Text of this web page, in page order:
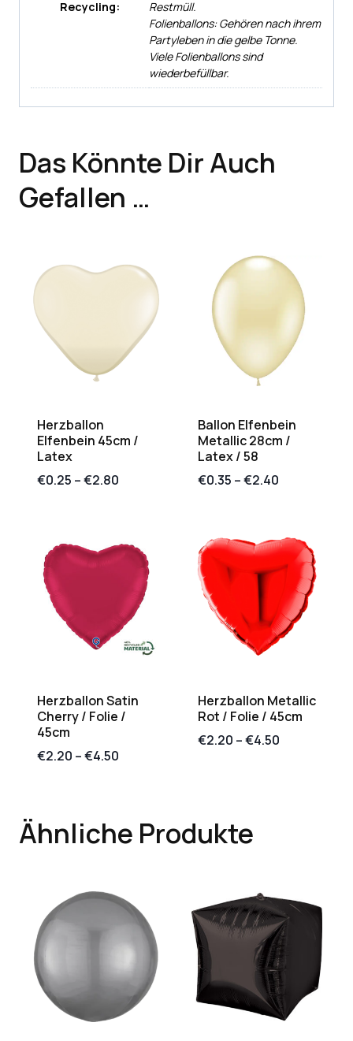
Recycling:
Restmüll.
Folienballons: Gehören nach ihrem
Partyleben in die gelbe Tonne.
Viele Folienballons sind
wiederbefüllbar.
Das Könnte Dir Auch
Gefallen …
Herzballon
Elfenbein 45cm /
Latex
€0.25 –€2.80
Ballon Elfenbein
Metallic 28cm /
Latex / 58
€0.35 –€2.40
Herzballon Satin
Cherry / Folie /
45cm
€2.20 –€4.50
Herzballon Metallic
Rot / Folie / 45cm
€2.20 –€4.50
Ähnliche Produkte